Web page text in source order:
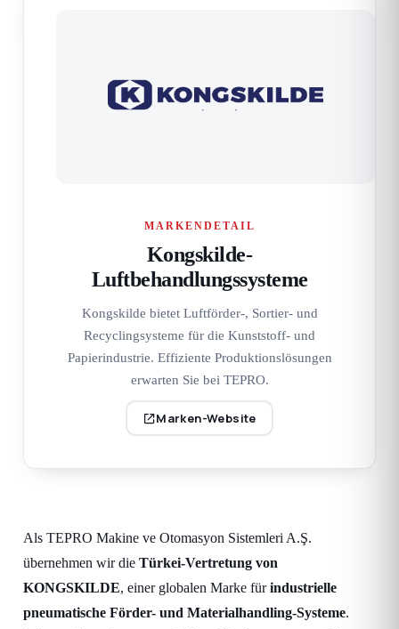
MARKENDETAIL
Kongskilde-
Luftbehandlungssysteme
Kongskilde bietet Luftförder-, Sortier- und
Recyclingsysteme für die Kunststoff- und
Papierindustrie. Effiziente Produktionslösungen
erwarten Sie bei TEPRO.
Marken-Website
Als TEPRO Makine ve Otomasyon Sistemleri A.Ş.
übernehmen wir die Türkei-Vertretung von
KONGSKILDE, einer globalen Marke fürindustrielle
pneumatische Förder- und Materialhandling-Systeme.